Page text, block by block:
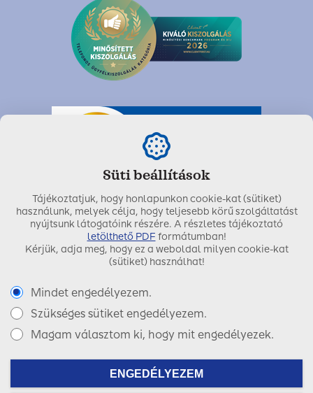
Utolsó módosítás dátuma:2020. szeptember 03.
Copyright © 2017 SIGNAL IDUNA Biztosító Zrt.
FacebookLinkedInInstagram
Süti beállítások
Tájékoztatjuk, hogy honlapunkon cookie-kat (sütiket)
használunk, melyek célja, hogy teljesebb körű szolgáltatást
nyújtsunk látogatóink részére. A részletes tájékoztató
letölthető PDF formátumban!
Kérjük, adja meg, hogy ez a weboldal milyen cookie-kat
(sütiket) használhat!
Mindet engedélyezem.
Szükséges sütiket engedélyezem.
Magam választom ki, hogy mit engedélyezek.
ENGEDÉLYEZEM